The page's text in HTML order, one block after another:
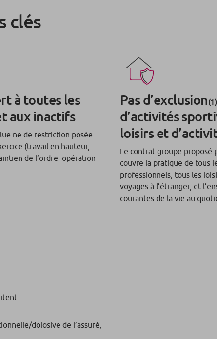
clés
à toutes les
aux inactifs
ne de restriction posée
(travail en hauteur,
de l’ordre, opération
Pas d’exclusion(1)
d’activités
loisirs et
Le contrat groupe proposé
couvre la pratique de tous
professionnels, tous les
voyages à l’étranger, et
courantes de la vie au
:
dolosive de l’assuré,